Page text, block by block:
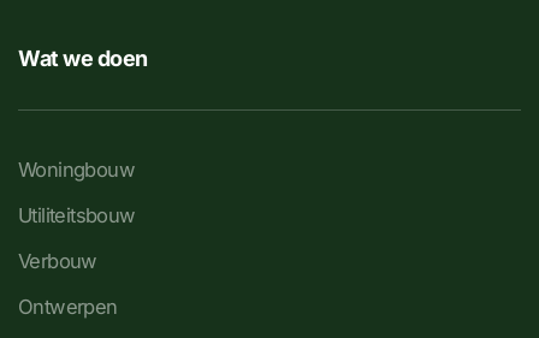
Wat we doen
Woningbouw
Utiliteitsbouw
Verbouw
Ontwerpen